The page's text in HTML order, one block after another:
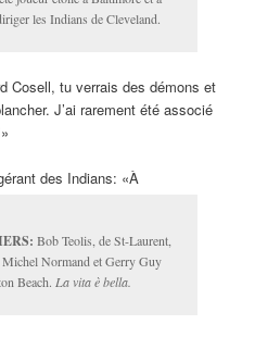
les Indians de Cleveland.
Cosell, tu verrais des démons et
J’ai rarement été associé
des Indians: «À
Bob Teolis, de St-Laurent,
Michel Normand et Gerry Guy
Beach. La vita è bella.